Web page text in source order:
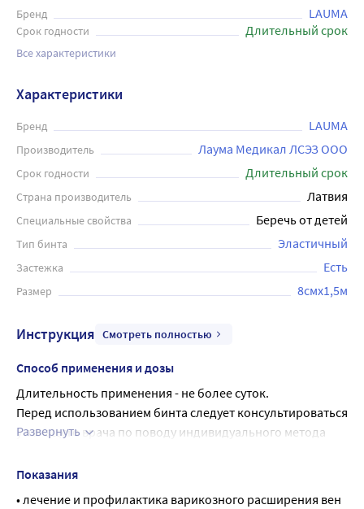
Бренд LAUMA
Срок годности Длительный срок
Все характеристики
Характеристики
Бренд LAUMA
Производитель Лаума Медикал ЛСЭЗ ООО
Срок годности Длительный срок
Страна производитель Латвия
Специальные свойства Беречь от детей
Тип бинта Эластичный
Застежка Есть
Размер 8смx1,5м
Инструкция Смотреть полностью
Способ применения и дозы
Длительность применения - не более суток.
Перед использованием бинта следует консультироваться
у лечащего врача по поводу индивидуального метода
Время или периодичность ношения эластичного бинта и
Развернуть
Показания
• лечение и профилактика варикозного расширения вен